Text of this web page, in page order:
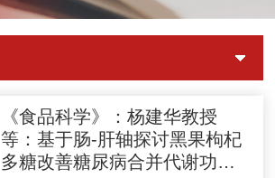
《食品科学》：杨建华教授
等：基于肠-肝轴探讨黑果枸杞
多糖改善糖尿病合并代谢功能